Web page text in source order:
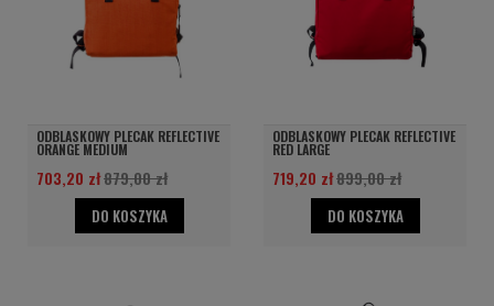
ODBLASKOWY PLECAK REFLECTIVE
ORANGE MEDIUM
703,20 zł879,00 zł
DO KOSZYKA
ODBLASKOWY PLECAK REFLECTIVE
RED LARGE
719,20 zł899,00 zł
DO KOSZYKA